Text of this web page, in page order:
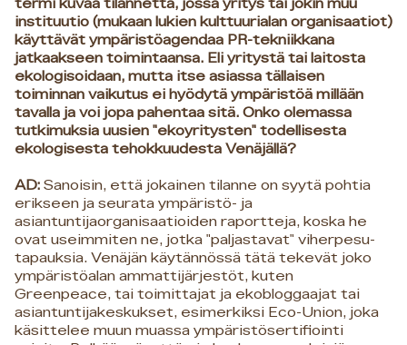
termi kuvaa tilannetta, jossa yritys tai jokin muu
instituutio (mukaan lukien kulttuurialan organisaatiot)
käyttävät ympäristöagendaa PR-tekniikkana
jatkaakseen toimintaansa. Eli yritystä tai laitosta
ekologisoidaan, mutta itse asiassa tällaisen
toiminnan vaikutus ei hyödytä ympäristöä millään
tavalla ja voi jopa pahentaa sitä. Onko olemassa
tutkimuksia uusien "ekoyritysten" todellisesta
ekologisesta tehokkuudesta Venäjällä?
AD: Sanoisin, että jokainen tilanne on syytä pohtia
erikseen ja seurata ympäristö- ja
asiantuntijaorganisaatioiden raportteja, koska he
ovat useimmiten ne, jotka "paljastavat" viherpesu-
tapauksia. Venäjän käytännössä tätä tekevät joko
ympäristöalan ammattijärjestöt, kuten
Greenpeace, tai toimittajat ja ekobloggaajat tai
asiantuntijakeskukset, esimerkiksi Eco-Union, joka
käsittelee muun muassa ympäristösertifiointi